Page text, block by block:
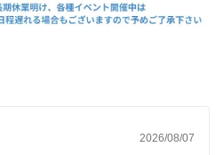
2026/08/07